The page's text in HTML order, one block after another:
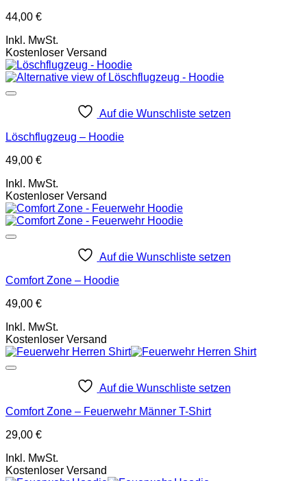
44,00 €
Inkl. MwSt.
Kostenloser Versand
Auf die Wunschliste setzen
Löschflugzeug – Hoodie
49,00 €
Inkl. MwSt.
Kostenloser Versand
Auf die Wunschliste setzen
Comfort Zone – Hoodie
49,00 €
Inkl. MwSt.
Kostenloser Versand
Auf die Wunschliste setzen
Comfort Zone – Feuerwehr Männer T-Shirt
29,00 €
Inkl. MwSt.
Kostenloser Versand